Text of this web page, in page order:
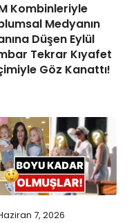
Kombinleriyle
Medyanın
Düşen Eylül
Tekrar Kıyafet
Göz Kanattı!
7, 2026